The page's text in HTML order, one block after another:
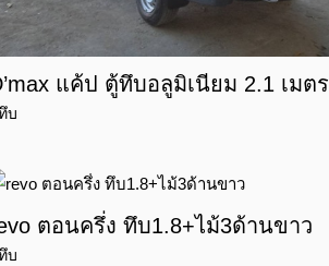
แค้ป ตู้ทึบอลูมิเนียม 2.1 เมตร
บ
ตอนครึ่ง ทึบ1.8+ไม้3ด้านขาว
บ